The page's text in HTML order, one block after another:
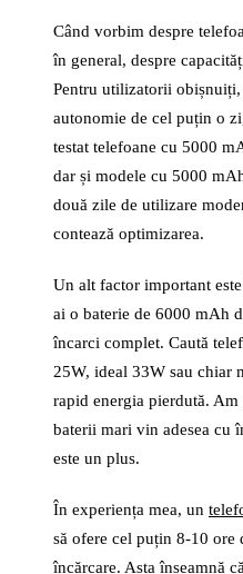
Când vorbim despre
în general, despre
Pentru utilizatorii obișnuiți,
autonomie de cel puțin o
testat telefoane cu 5000
dar și modele cu 5000
două zile de utilizare
contează optimizarea.
Un alt factor important
ai o baterie de 6000 mAh
încarci complet. Caută
25W, ideal 33W sau chiar
rapid energia pierdută.
baterii mari vin adesea cu
este un plus.
În experiența mea, un
să ofere cel puțin 8-10 ore
încărcare. Asta înseamnă